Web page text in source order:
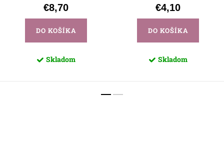
€8,70
DO KOŠÍKA
Skladom
€4,10
DO KOŠÍKA
Skladom